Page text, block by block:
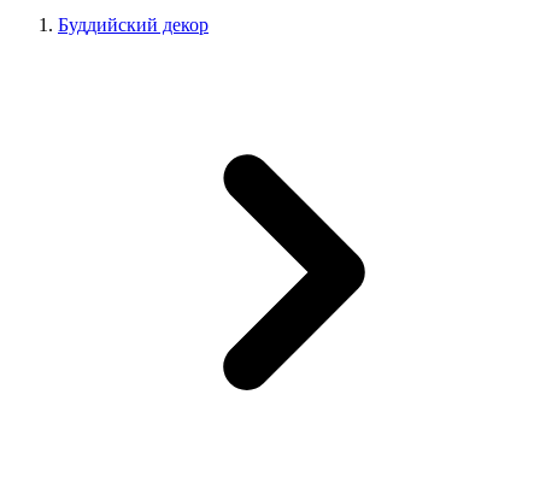
Буддийский декор